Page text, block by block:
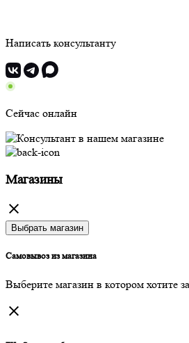
Написать консультанту
Сейчас онлайн
Магазины
Выбрать магазин
Самовывоз из магазина
Выберите магазин в котором хотите